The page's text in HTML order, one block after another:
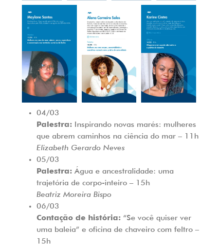
04/03
Palestra:
Inspirando novas marés: mulheres
que abrem caminhos na ciência do mar – 11h
Elizabeth Gerardo Neves
05/03
Palestra: Água e ancestralidade: uma
trajetória de corpo-inteiro – 15h
Beatriz Moreira Bispo
06/03
Contação de história: “Se você quiser ver
uma baleia” e oficina de chaveiro com feltro –
15h